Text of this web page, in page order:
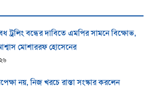
ট্রলিং বন্ধের দাবিতে এমপির সামনে বিক্ষোভ,
মোশাররফ হোসেনের
নয়, নিজ খরচে রাস্তা সংস্কার করলেন